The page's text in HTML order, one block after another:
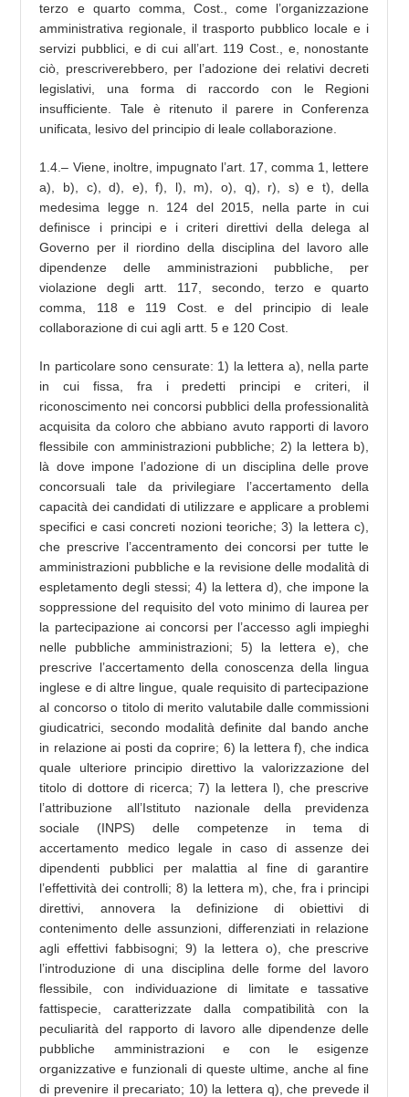
terzo e quarto comma, Cost., come l’organizzazione
amministrativa regionale, il trasporto pubblico locale e i
servizi pubblici, e di cui all’art. 119 Cost., e, nonostante
ciò, prescriverebbero, per l’adozione dei relativi decreti
legislativi, una forma di raccordo con le Regioni
insufficiente. Tale è ritenuto il parere in Conferenza
unificata, lesivo del principio di leale collaborazione.
1.4.– Viene, inoltre, impugnato l’art. 17, comma 1, lettere
a), b), c), d), e), f), l), m), o), q), r), s) e t), della
medesima legge n. 124 del 2015, nella parte in cui
definisce i principi e i criteri direttivi della delega al
Governo per il riordino della disciplina del lavoro alle
dipendenze delle amministrazioni pubbliche, per
violazione degli artt. 117, secondo, terzo e quarto
comma, 118 e 119 Cost. e del principio di leale
collaborazione di cui agli artt. 5 e 120 Cost.
In particolare sono censurate: 1) la lettera a), nella parte
in cui fissa, fra i predetti principi e criteri, il
riconoscimento nei concorsi pubblici della professionalità
acquisita da coloro che abbiano avuto rapporti di lavoro
flessibile con amministrazioni pubbliche; 2) la lettera b),
là dove impone l’adozione di un disciplina delle prove
concorsuali tale da privilegiare l’accertamento della
capacità dei candidati di utilizzare e applicare a problemi
specifici e casi concreti nozioni teoriche; 3) la lettera c),
che prescrive l’accentramento dei concorsi per tutte le
amministrazioni pubbliche e la revisione delle modalità di
espletamento degli stessi; 4) la lettera d), che impone la
soppressione del requisito del voto minimo di laurea per
la partecipazione ai concorsi per l’accesso agli impieghi
nelle pubbliche amministrazioni; 5) la lettera e), che
prescrive l’accertamento della conoscenza della lingua
inglese e di altre lingue, quale requisito di partecipazione
al concorso o titolo di merito valutabile dalle commissioni
giudicatrici, secondo modalità definite dal bando anche
in relazione ai posti da coprire; 6) la lettera f), che indica
quale ulteriore principio direttivo la valorizzazione del
titolo di dottore di ricerca; 7) la lettera l), che prescrive
l’attribuzione all’Istituto nazionale della previdenza
sociale (INPS) delle competenze in tema di
accertamento medico legale in caso di assenze dei
dipendenti pubblici per malattia al fine di garantire
l’effettività dei controlli; 8) la lettera m), che, fra i principi
direttivi, annovera la definizione di obiettivi di
contenimento delle assunzioni, differenziati in relazione
agli effettivi fabbisogni; 9) la lettera o), che prescrive
l’introduzione di una disciplina delle forme del lavoro
flessibile, con individuazione di limitate e tassative
fattispecie, caratterizzate dalla compatibilità con la
peculiarità del rapporto di lavoro alle dipendenze delle
pubbliche amministrazioni e con le esigenze
organizzative e funzionali di queste ultime, anche al fine
di prevenire il precariato; 10) la lettera q), che prevede il